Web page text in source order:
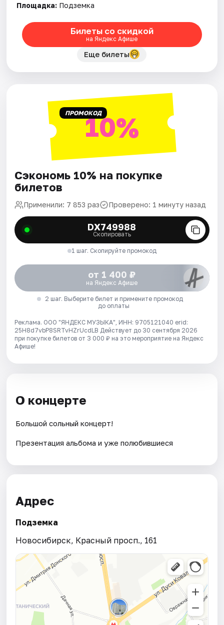
Площадка: Подземка
Билеты со скидкой
на Яндекс Афише
Еще билеты
ПРОМОКОД10%
Сэкономь 10% на покупке
билетов
Применили: 7 853 раз Проверено: 1 минуту назад
DX749988
Скопировать
1 шаг. Скопируйте промокод
от 1 400 ₽
на Яндекс Афише
2 шаг. Выберите билет и примените промокод
до оплаты
Реклама. ООО "ЯНДЕКС МУЗЫКА", ИНН: 9705121040 erid:
25H8d7vbP8SRTvHZrUcdLB Действует до 30 сентября 2026
при покупке билетов от 3 000 ₽ на это мероприятие на Яндекс
Афише!
О концерте
Большой сольный концерт!
Презентация альбома и уже полюбившиеся
Адрес
Подземка
Новосибирск, Красный просп., 161